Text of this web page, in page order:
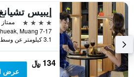
4 نجوم
ممتاز 8.8
3.1 كيلومتر عن وسط المدينة
134 ﷼
عرض